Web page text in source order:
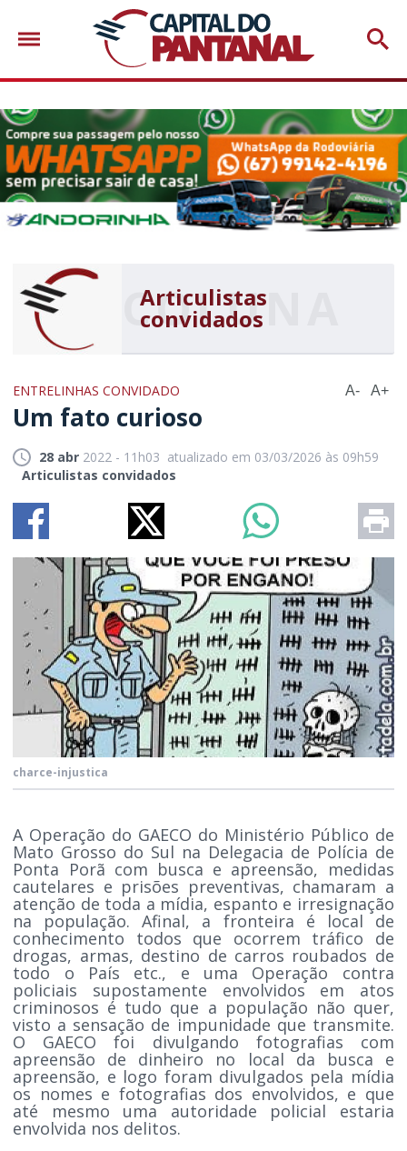
Articulistas
convidados
ENTRELINHAS CONVIDADO A- A+
Um fato curioso
28 abr 2022 - 11h03 atualizado em 03/03/2026 às 09h59
Articulistas convidados
charce-injustica
A Operação do GAECO do Ministério Público de
Mato Grosso do Sul na Delegacia de Polícia de
Ponta Porã com busca e apreensão, medidas
cautelares e prisões preventivas, chamaram a
atenção de toda a mídia, espanto e irresignação
na população. Afinal, a fronteira é local de
conhecimento todos que ocorrem tráfico de
drogas, armas, destino de carros roubados de
todo o País etc., e uma Operação contra
policiais supostamente envolvidos em atos
criminosos é tudo que a população não quer,
visto a sensação de impunidade que transmite.
O GAECO foi divulgando fotografias com
apreensão de dinheiro no local da busca e
apreensão, e logo foram divulgados pela mídia
os nomes e fotografias dos envolvidos, e que
até mesmo uma autoridade policial estaria
envolvida nos delitos.